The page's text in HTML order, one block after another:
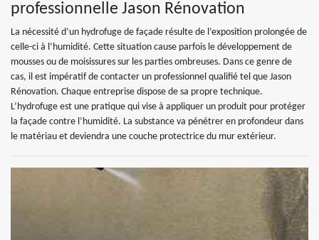
professionnelle Jason Rénovation
La nécessité d’un hydrofuge de façade résulte de l’exposition prolongée de
celle-ci à l’humidité. Cette situation cause parfois le développement de
mousses ou de moisissures sur les parties ombreuses. Dans ce genre de
cas, il est impératif de contacter un professionnel qualifié tel que Jason
Rénovation. Chaque entreprise dispose de sa propre technique.
L’hydrofuge est une pratique qui vise à appliquer un produit pour protéger
la façade contre l’humidité. La substance va pénétrer en profondeur dans
le matériau et deviendra une couche protectrice du mur extérieur.